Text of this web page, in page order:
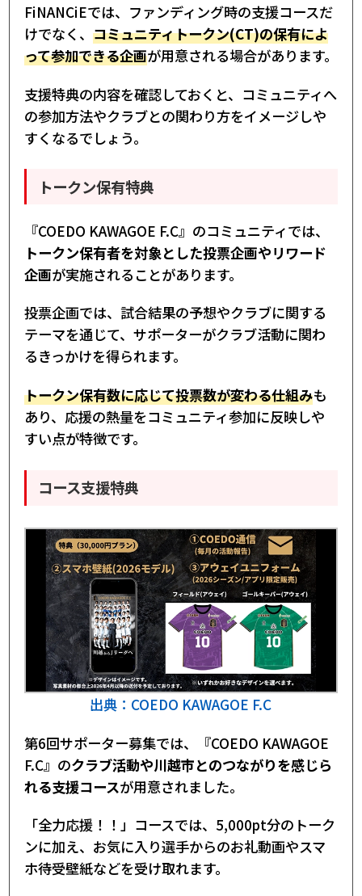
FiNANCiEでは、ファンディング時の支援コースだ
けでなく、 コミュニティトークン(CT)の保有によ
って参加できる企画が用意される場合があります。
支援特典の内容を確認しておくと、コミュニティへ
の参加方法やクラブとの関わり方をイメージしや
すくなるでしょう。
トークン保有特典
『COEDO KAWAGOE F.C』のコミュニティでは、
トークン保有者を対象とした投票企画やリワード
企画が実施されることがあります。
投票企画では、試合結果の予想やクラブに関する
テーマを通じて、サポーターがクラブ活動に関わ
るきっかけを得られます。
トークン保有数に応じて投票数が変わる仕組みも
あり、応援の熱量をコミュニティ参加に反映しや
すい点が特徴です。
コース支援特典
出典：COEDO KAWAGOE F.C
第6回サポーター募集では、『COEDO KAWAGOE
F.C』のクラブ活動や川越市とのつながりを感じら
れる支援コースが用意されました。
「全力応援！！」コースでは、5,000pt分のトーク
ンに加え、お気に入り選手からのお礼動画やスマ
ホ待受壁紙などを受け取れます。